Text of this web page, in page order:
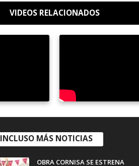
VIDEOS RELACIONADOS
INCLUSO MÁS NOTICIAS
OBRA CORNISA SE ESTRENA